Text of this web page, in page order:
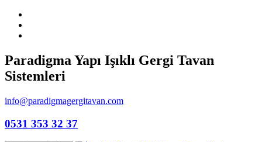
Paradigma Yapı Işıklı Gergi Tavan
Sistemleri
info@paradigmagergitavan.com
0531 353 32 37